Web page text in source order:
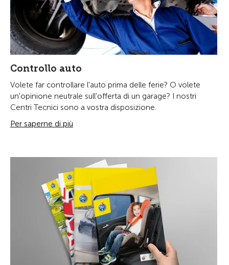
Controllo auto
Volete far controllare l'auto prima delle ferie? O volete
un'opinione neutrale sull'offerta di un garage? I nostri
Centri Tecnici sono a vostra disposizione.
Per saperne di più